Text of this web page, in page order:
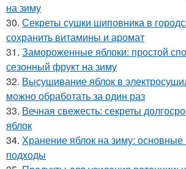
на зиму
30. Секреты сушки шиповника в
сохранить витамины и аромат
31. Замороженные яблоки: простой
сезонный фрукт на зиму
32. Высушивание яблок в
можно обработать за один раз
33. Вечная свежесть: секреты
яблок
34. Хранение яблок на зиму:
подходы